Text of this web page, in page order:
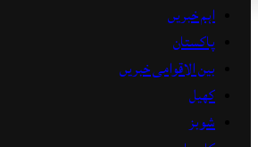
اہم خبریں
پاکستان
بین الاقوامی خبریں
کھیل
شوبز